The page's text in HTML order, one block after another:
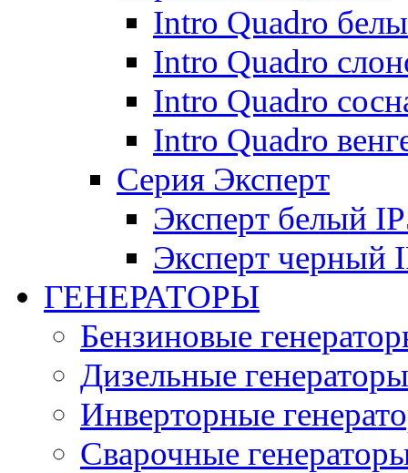
Intro Quadro
Intro Quadro
Intro Quadro
Intro Quadro
Серия Эксперт
Эксперт белый
Эксперт черный
ГЕНЕРАТОРЫ
Бензиновые
Дизельные генераторы
Инверторные
Сварочные